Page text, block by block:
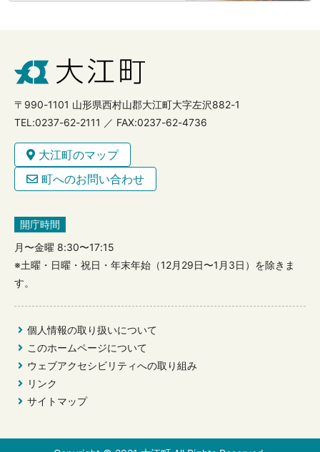
〒990-1101 山形県西村山郡大江町大字左沢882-1
TEL:0237-62-2111 ／ FAX:0237-62-4736
大江町のマップ
町へのお問い合わせ
開庁時間
月〜金曜 8:30〜17:15
※土曜・日曜・祝日・年末年始（12月29日〜1月3日）を除きま
す。
個人情報の取り扱いについて
このホームページについて
ウェブアクセシビリティへの取り組み
リンク
サイトマップ